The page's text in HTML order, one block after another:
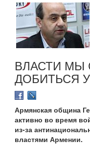
ВЛАСТИ
ДОБИТЬСЯ
Армянская община
активно во время
из-за
властями Армении.